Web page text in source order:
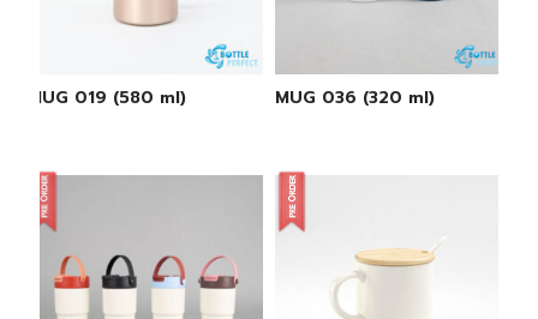
MUG 019 (580 ml) MUG 036 (320 ml)